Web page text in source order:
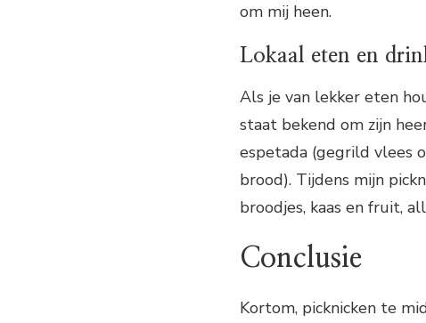
om mij heen.
Lokaal eten en
Als je van lekker eten
staat bekend om zijn
espetada (gegrild vlees
brood). Tijdens mijn
broodjes, kaas en fruit,
Conclusie
Kortom, picknicken te